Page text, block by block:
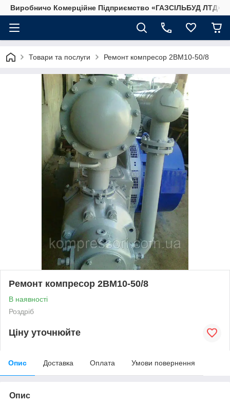
Виробничо Комерційне Підприємство «ГАЗСIЛЬБУД ЛТД»
Товари та послуги Ремонт компресор 2ВМ10-50/8
Ремонт компресор 2ВМ10-50/8
В наявності
Роздріб
Ціну уточнюйте
Опис Доставка Оплата Умови повернення
Опис